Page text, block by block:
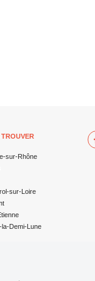
sur-Rhône
sur-Loire
la-Demi-Lune